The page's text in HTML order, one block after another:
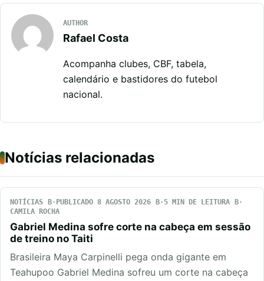
AUTHOR
Rafael Costa
Acompanha clubes, CBF, tabela,
calendário e bastidores do futebol
nacional.
Notícias relacionadas
NOTÍCIAS PUBLICADO 8 AGOSTO 2026
5 MIN DE LEITURA
CAMILA ROCHA
Gabriel Medina sofre corte na cabeça em sessão
de treino no Taiti
Brasileira Maya Carpinelli pega onda gigante em
Teahupoo Gabriel Medina sofreu um corte na cabeça